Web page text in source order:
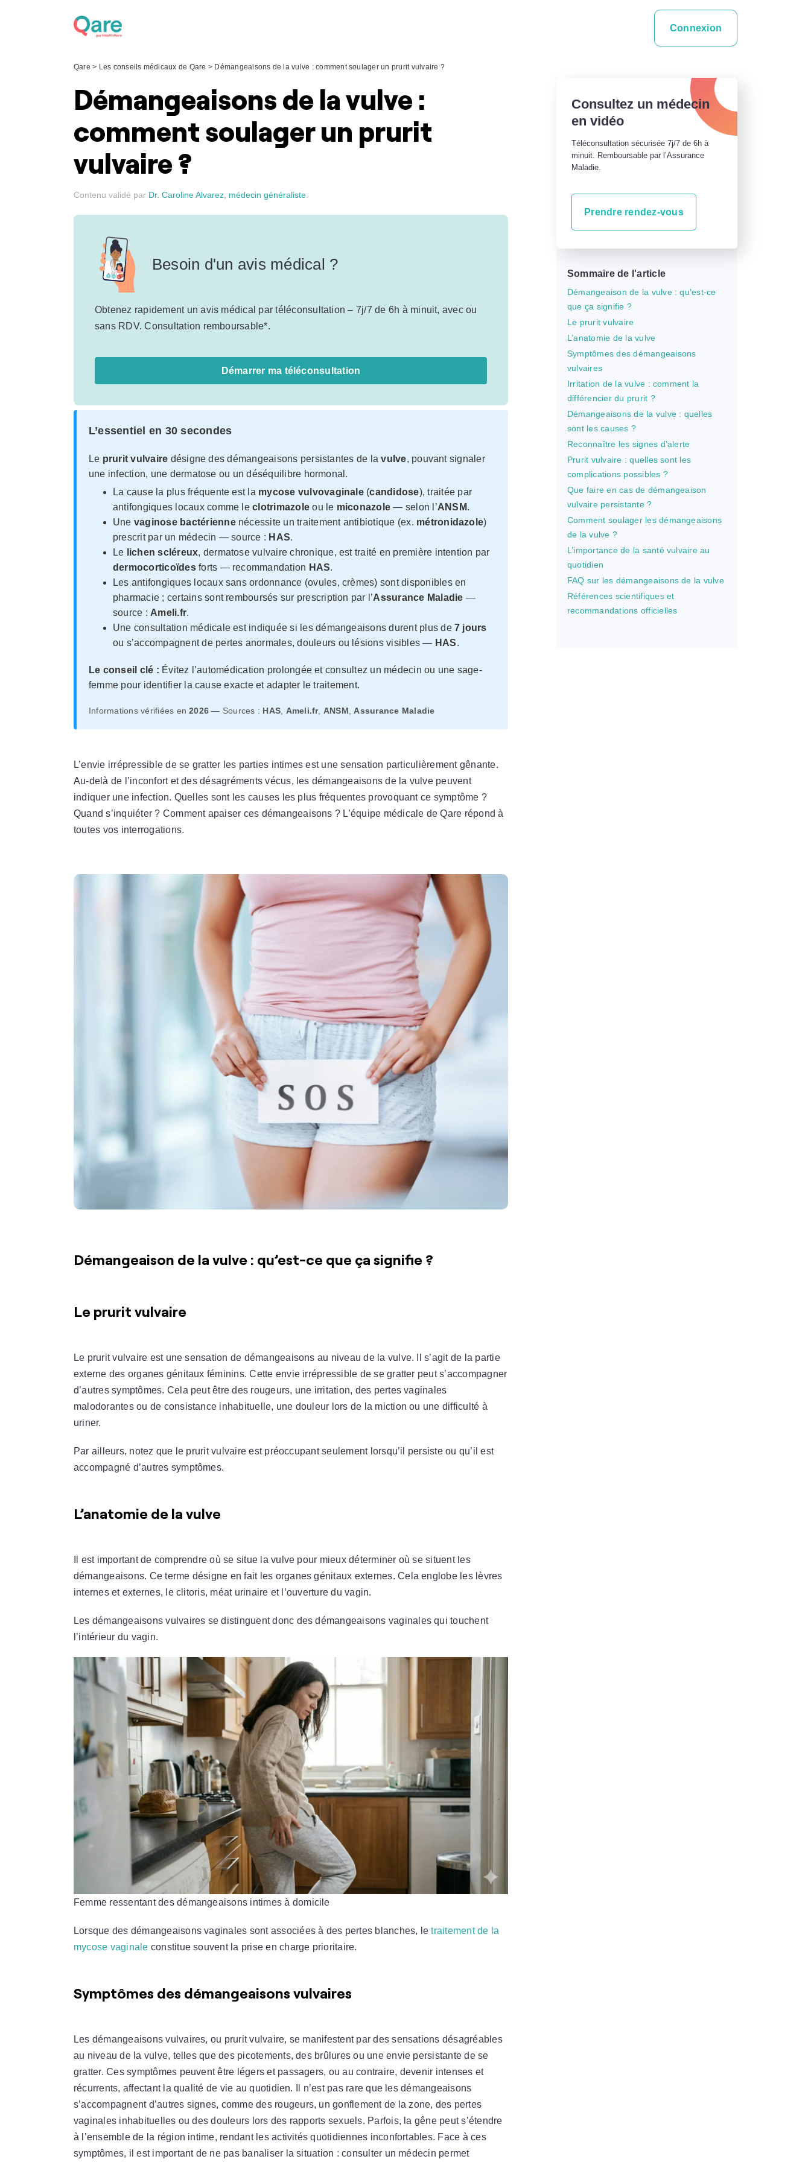
Connexion
Qare > Les conseils médicaux de Qare > Démangeaisons de la vulve : comment soulager un prurit vulvaire ?
Démangeaisons de la vulve :
comment soulager un prurit
vulvaire ?
Contenu validé par Dr. Caroline Alvarez, médecin généraliste.
Besoin d'un avis médical ?
Obtenez rapidement un avis médical par téléconsultation – 7j/7 de 6h à minuit, avec ou
sans RDV. Consultation remboursable*.
Démarrer ma téléconsultation
L’essentiel en 30 secondes
Le prurit vulvaire désigne des démangeaisons persistantes de lavulve, pouvant signaler
une infection, une dermatose ou un déséquilibre hormonal.
La cause la plus fréquente est la mycose vulvovaginale(candidose), traitée par
antifongiques locaux comme leclotrimazole ou le miconazole — selon l’ANSM.
Une vaginose bactériennenécessite un traitement antibiotique (ex. métronidazole)
prescrit par un médecin — source : HAS.
Le lichen scléreux, dermatose vulvaire chronique, est traité en première intention par
dermocorticoïdesforts — recommandation HAS.
Les antifongiques locaux sans ordonnance (ovules, crèmes) sont disponibles en
pharmacie ; certains sont remboursés sur prescription par l’Assurance Maladie —
source : Ameli.fr.
Une consultation médicale est indiquée si les démangeaisons durent plus de 7 jours
ou s’accompagnent de pertes anormales, douleurs ou lésions visibles — HAS.
Le conseil clé : Évitez l’automédication prolongée et consultez un médecin ou une sage-
femme pour identifier la cause exacte et adapter le traitement.
Informations vérifiées en2026 — Sources : HAS, Ameli.fr, ANSM ,Assurance Maladie
L’envie irrépressible de se gratter les parties intimes est une sensation particulièrement gênante.
Au-delà de l’inconfort et des désagréments vécus, les démangeaisons de la vulve peuvent
indiquer une infection. Quelles sont les causes les plus fréquentes provoquant ce symptôme ?
Quand s’inquiéter ? Comment apaiser ces démangeaisons ? L’équipe médicale de Qare répond à
toutes vos interrogations.
Démangeaison de la vulve : qu’est-ce que ça signifie ?
Le prurit vulvaire
Le prurit vulvaire est une sensation de démangeaisons au niveau de la vulve. Il s’agit de la partie
externe des organes génitaux féminins. Cette envie irrépressible de se gratter peut s’accompagner
d’autres symptômes. Cela peut être des rougeurs, une irritation, des pertes vaginales
malodorantes ou de consistance inhabituelle, une douleur lors de la miction ou une difficulté à
uriner.
Par ailleurs, notez que le prurit vulvaire est préoccupant seulement lorsqu’il persiste ou qu’il est
accompagné d’autres symptômes.
L’anatomie de la vulve
Il est important de comprendre où se situe la vulve pour mieux déterminer où se situent les
démangeaisons. Ce terme désigne en fait les organes génitaux externes. Cela englobe les lèvres
internes et externes, le clitoris, méat urinaire et l’ouverture du vagin.
Les démangeaisons vulvaires se distinguent donc des démangeaisons vaginales qui touchent
l’intérieur du vagin.
Femme ressentant des démangeaisons intimes à domicile
Lorsque des démangeaisons vaginales sont associées à des pertes blanches, letraitement de la
mycose vaginale constitue souvent la prise en charge prioritaire.
Symptômes des démangeaisons vulvaires
Les démangeaisons vulvaires, ou prurit vulvaire, se manifestent par des sensations désagréables
au niveau de la vulve, telles que des picotements, des brûlures ou une envie persistante de se
gratter. Ces symptômes peuvent être légers et passagers, ou au contraire, devenir intenses et
récurrents, affectant la qualité de vie au quotidien. Il n’est pas rare que les démangeaisons
s’accompagnent d’autres signes, comme des rougeurs, un gonflement de la zone, des pertes
vaginales inhabituelles ou des douleurs lors des rapports sexuels. Parfois, la gêne peut s’étendre
à l’ensemble de la région intime, rendant les activités quotidiennes inconfortables. Face à ces
symptômes, il est important de ne pas banaliser la situation : consulter un médecin permet
Consultez un médecin
en vidéo
Téléconsultation sécurisée 7j/7 de 6h à
minuit. Remboursable par l’Assurance
Maladie.
Prendre rendez-vous
Sommaire de l'article
Démangeaison de la vulve : qu’est-ce
que ça signifie ?
Le prurit vulvaire
L’anatomie de la vulve
Symptômes des démangeaisons
vulvaires
Irritation de la vulve : comment la
différencier du prurit ?
Démangeaisons de la vulve : quelles
sont les causes ?
Reconnaître les signes d’alerte
Prurit vulvaire : quelles sont les
complications possibles ?
Que faire en cas de démangeaison
vulvaire persistante ?
Comment soulager les démangeaisons
de la vulve ?
L’importance de la santé vulvaire au
quotidien
FAQ sur les démangeaisons de la vulve
Références scientifiques et
recommandations officielles